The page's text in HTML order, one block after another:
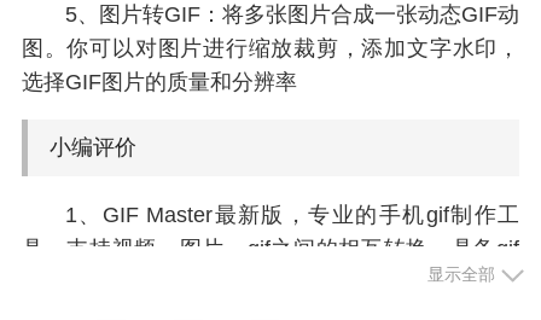
5、图片转GIF：将多张图片合成一张动态GIF动
图。你可以对图片进行缩放裁剪，添加文字水印，
选择GIF图片的质量和分辨率
小编评价
1、GIF Master最新版，专业的手机gif制作工
具，支持视频、图片、gif之间的相互转换，具备gif
编辑、合并等功能，素材丰富，工具全面，手机随
显示全部